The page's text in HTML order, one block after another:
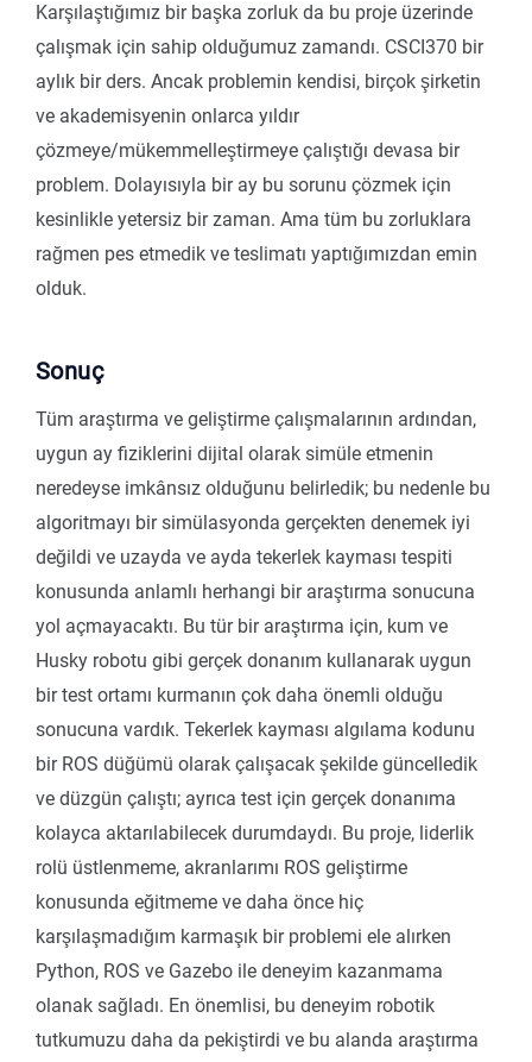
Karşılaştığımız bir başka zorluk da bu proje üzerinde
çalışmak için sahip olduğumuz zamandı. CSCI370 bir
aylık bir ders. Ancak problemin kendisi, birçok şirketin
ve akademisyenin onlarca yıldır
çözmeye/mükemmelleştirmeye çalıştığı devasa bir
problem. Dolayısıyla bir ay bu sorunu çözmek için
kesinlikle yetersiz bir zaman. Ama tüm bu zorluklara
rağmen pes etmedik ve teslimatı yaptığımızdan emin
olduk.
Sonuç
Tüm araştırma ve geliştirme çalışmalarının ardından,
uygun ay fiziklerini dijital olarak simüle etmenin
neredeyse imkânsız olduğunu belirledik; bu nedenle bu
algoritmayı bir simülasyonda gerçekten denemek iyi
değildi ve uzayda ve ayda tekerlek kayması tespiti
konusunda anlamlı herhangi bir araştırma sonucuna
yol açmayacaktı. Bu tür bir araştırma için, kum ve
Husky robotu gibi gerçek donanım kullanarak uygun
bir test ortamı kurmanın çok daha önemli olduğu
sonucuna vardık. Tekerlek kayması algılama kodunu
bir ROS düğümü olarak çalışacak şekilde güncelledik
ve düzgün çalıştı; ayrıca test için gerçek donanıma
kolayca aktarılabilecek durumdaydı. Bu proje, liderlik
rolü üstlenmeme, akranlarımı ROS geliştirme
konusunda eğitmeme ve daha önce hiç
karşılaşmadığım karmaşık bir problemi ele alırken
Python, ROS ve Gazebo ile deneyim kazanmama
olanak sağladı. En önemlisi, bu deneyim robotik
tutkumuzu daha da pekiştirdi ve bu alanda araştırma